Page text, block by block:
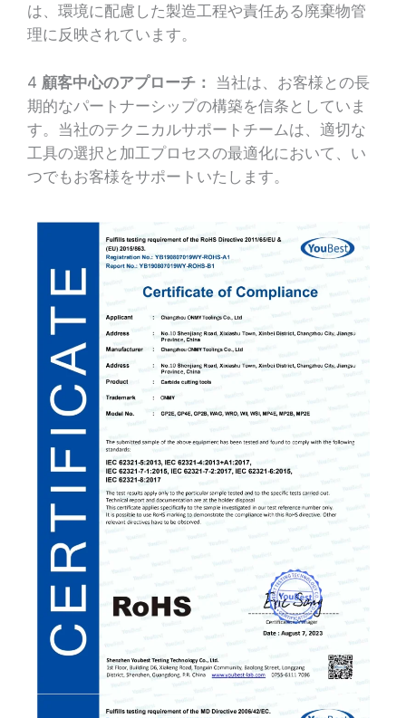
は、環境に配慮した製造工程や責任ある廃棄物管
理に反映されています。
4 顧客中心のアプローチ：
当社は、お客様との長
期的なパートナーシップの構築を信条としていま
す。当社のテクニカルサポートチームは、適切な
工具の選択と加工プロセスの最適化において、い
つでもお客様をサポートいたします。